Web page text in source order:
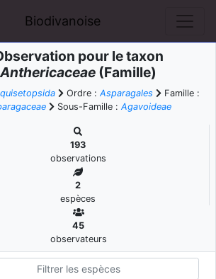
Biodivanoise
pour le taxon
Anthericaceae (Famille)
Ordre : Asparagales
Famille :
Sous-Famille : Agavoideae
193
observations
2
espèces
45
observateurs